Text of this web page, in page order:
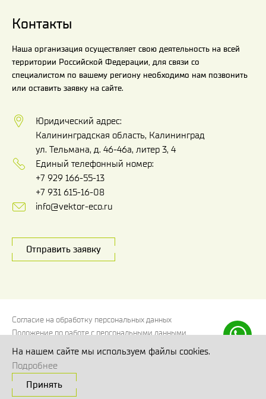
Контакты
Наша организация осуществляет свою деятельность на всей
территории Российской Федерации, для связи со
специалистом по вашему региону необходимо нам позвонить
или оставить заявку на сайте.
Юридический адрес:
Калининградская область, Калининград
ул. Тельмана, д. 46-46а, литер 3, 4
Единый телефонный номер:
+7 929 166-55-13
+7 931 615-16-08
info@vektor-eco.ru
Отправить заявку
Согласие на обработку персональных данных
Положение по работе с персональными данными
Политика использования файлов cookies
Согласие на обработку персональных данных, собираемых
метрическими системами
© Вектор Эко 2026
На нашем сайте мы используем файлы cookies.
Подробнее
Принять